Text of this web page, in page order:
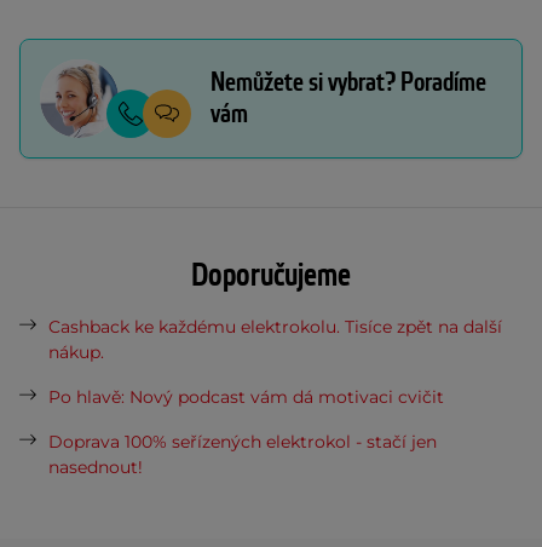
Nemůžete si vybrat? Poradíme
vám
Doporučujeme
Cashback ke každému elektrokolu. Tisíce zpět na další
nákup.
Po hlavě: Nový podcast vám dá motivaci cvičit
Doprava 100% seřízených elektrokol - stačí jen
nasednout!